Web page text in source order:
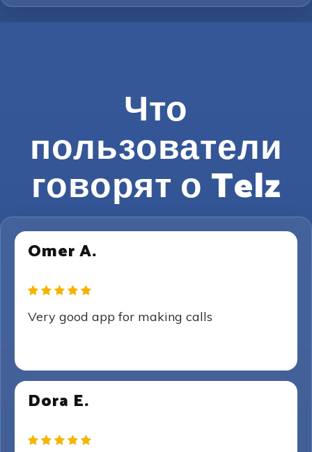
Что
пользователи
говорят о Telz
Omer A.
Very good app for making calls
Dora E.